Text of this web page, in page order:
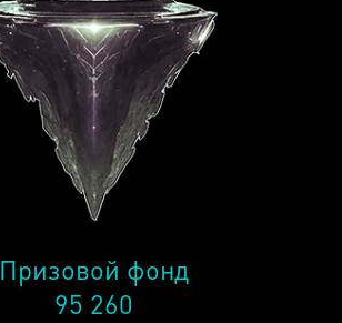
Призовой фонд
95 260